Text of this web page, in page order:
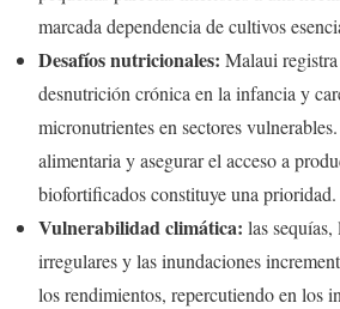
marcada dependencia de cultivos
Desafíos nutricionales: Malaui
desnutrición crónica en la infancia y
micronutrientes en sectores
alimentaria y asegurar el acceso a
biofortificados constituye una prioridad.
Vulnerabilidad climática: las
irregulares y las inundaciones
los rendimientos, repercutiendo en los